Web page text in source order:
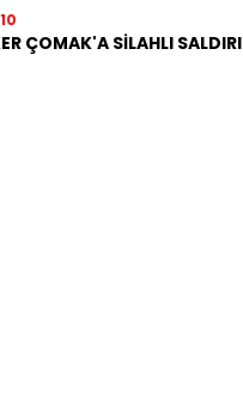
ÇOMAK'A SİLAHLI SALDIRI